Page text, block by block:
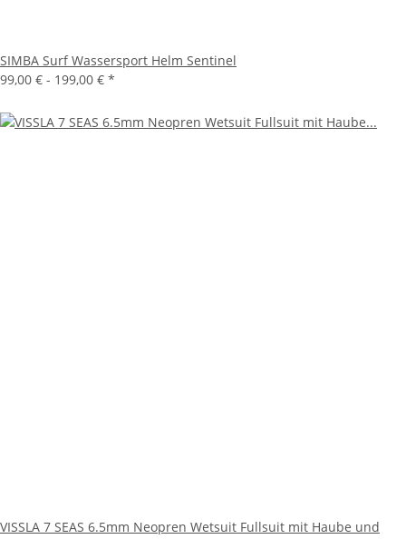
SIMBA Surf Wassersport Helm Sentinel
99,00 € - 199,00 € *
VISSLA 7 SEAS 6.5mm Neopren Wetsuit Fullsuit mit Haube und